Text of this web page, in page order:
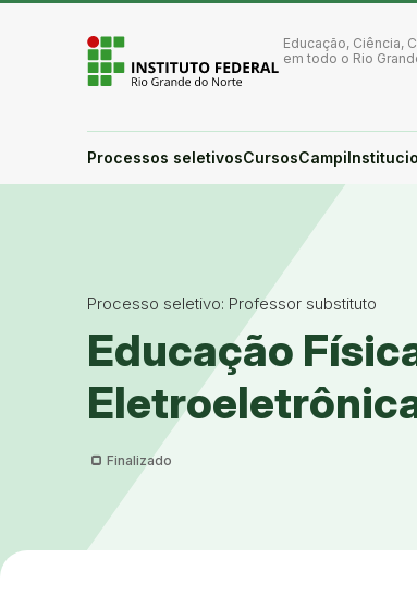
Ir para a página inicial
Ir para a busca
Ir para o menu principal
Ir para o conteúdo
Alto contraste
Login da Área Administrativa
Educação, Ciência,
em todo o Rio
Processos seletivosCursosCampi
Processo seletivo: Professor substituto
Educação
Finalizado